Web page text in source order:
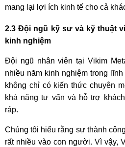
mang lại lợi ích kinh tế cho cả
2.3 Đội ngũ kỹ sư và kỹ thuật
kinh nghiệm
Đội ngũ nhân viên tại Vikim
nhiều năm kinh nghiệm trong
không chỉ có kiến thức chuyên
khả năng tư vấn và hỗ trợ
ráp.
Chúng tôi hiểu rằng sự thành
rất nhiều vào con người. Vì vậy,